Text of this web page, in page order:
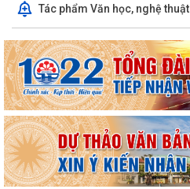
Tác phẩm Văn học, nghệ thuật